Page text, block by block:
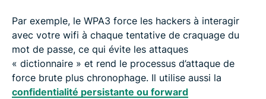
Par exemple, le WPA3 force les hackers à interagir
avec votre wifi à chaque tentative de craquage du
mot de passe, ce qui évite les attaques
« dictionnaire » et rend le processus d’attaque de
force brute plus chronophage. Il utilise aussi la
confidentialité persistante ou forward